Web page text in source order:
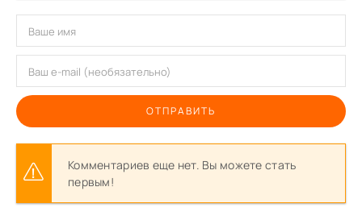
ОТПРАВИТЬ
Комментариев еще нет. Вы можете стать
первым!